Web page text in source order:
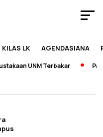
KILAS LK AGENDASIANA
UNM Terbakar